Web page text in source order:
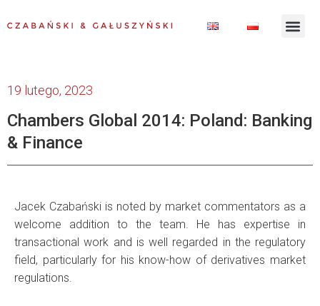
19 lutego, 2023
Chambers Global 2014: Poland: Banking
& Finance
Jacek Czabański is noted by market commentators as a
welcome addition to the team. He has expertise in
transactional work and is well regarded in the regulatory
field, particularly for his know-how of derivatives market
regulations.